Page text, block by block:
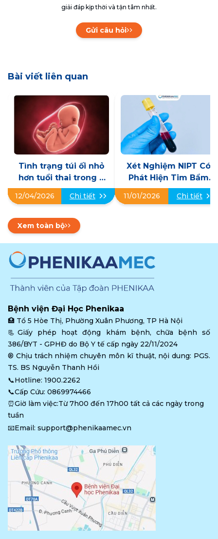
giải đáp kịp thời và tận tâm nhất.
Gửi câu hỏi
Bài viết liên quan
Tình trạng túi ối nhỏ
hơn tuổi thai trong 3
tháng đầu có nguy
hiểm không?
12/04/2026 Chi tiết
Xét Nghiệm NIPT Có
Phát Hiện Tim Bẩm
Sinh Không? Những
Điều Mẹ Cần Biết
11/01/2026 Chi tiết
Xem toàn bộ
Bệnh viện Đại Học Phenikaa
🏥 Tổ 5 Hòe Thị, Phường Xuân Phương, TP Hà Nội
📃Giấy phép hoạt động khám bệnh, chữa bệnh số
386/BYT - GPHĐ do Bộ Y tế cấp ngày 22/11/2024
®️ Chịu trách nhiệm chuyên môn kĩ thuật, nội dung: PGS.
TS. BS Nguyễn Thanh Hồi
📞Hotline: 1900.2262
📞Cấp Cứu: 0869974466
⏰Giờ làm việc:Từ 7h00 đến 17h00 tất cả các ngày trong
tuần
📧Email: support@phenikaamec.vn